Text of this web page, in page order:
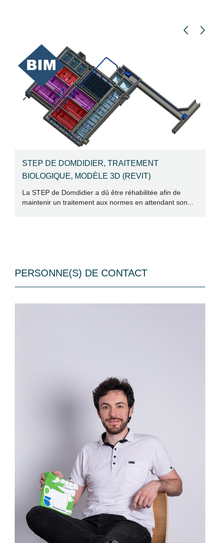
STEP DE DOMDIDIER, TRAITEMENT
BIOLOGIQUE, MODÈLE 3D (REVIT)
La STEP de Domdidier a dû être réhabilitée afin de
maintenir un traitement aux normes en attendant son...
PERSONNE(S) DE CONTACT